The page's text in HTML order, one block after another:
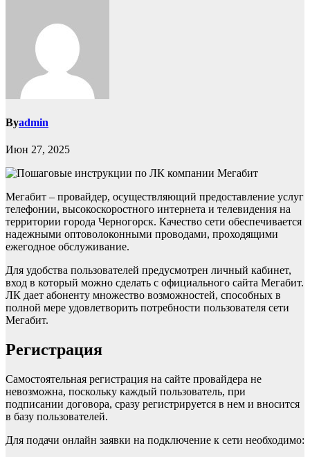
Byadmin
Июн 27, 2025
Мегабит – провайдер, осуществляющий предоставление услуг
телефонии, высокоскоростного интернета и телевидения на
территории города Черногорск. Качество сети обеспечивается
надежными оптоволоконными проводами, проходящими
ежегодное обслуживание.
Для удобства пользователей предусмотрен личный кабинет,
вход в который можно сделать с официального сайта Мегабит.
ЛК дает абоненту множество возможностей, способных в
полной мере удовлетворить потребности пользователя сети
Мегабит.
Регистрация
Самостоятельная регистрация на сайте провайдера не
невозможна, поскольку каждый пользователь, при
подписании договора, сразу регистрируется в нем и вносится
в базу пользователей.
Для подачи онлайн заявки на подключение к сети необходимо: